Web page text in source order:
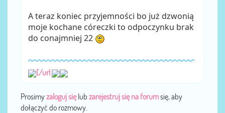
A teraz koniec przyjemności bo już dzwonią
moje kochane córeczki to odpoczynku brak
do conajmniej 22
[/url
Prosimyzaloguj sięlub zarejestruj się na forumsię, aby
dołączyć do rozmowy.